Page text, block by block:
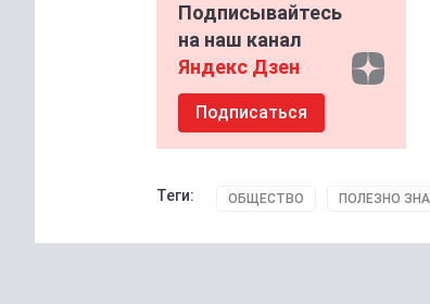
Подписывайтесь
на наш канал
Яндекс Дзен
Подписаться
Теги: ОБЩЕСТВО ПОЛЕЗНО